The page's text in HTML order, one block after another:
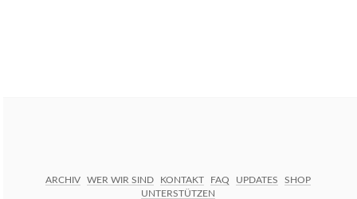
ARCHIV WER WIR SIND KONTAKT FAQ UPDATES
SHOP
UNTERSTÜTZEN